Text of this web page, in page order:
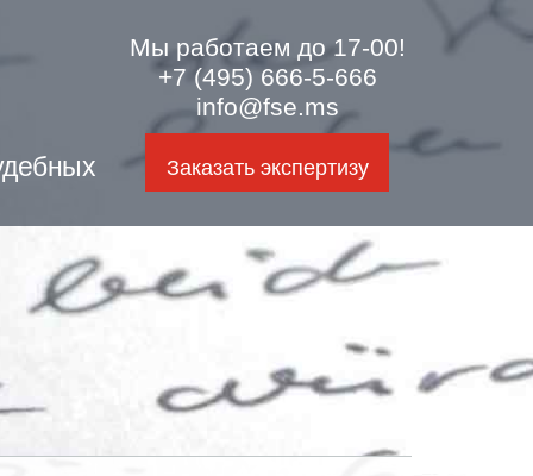
Мы работаем до 17-00!
+7 (495) 666-5-666
info@fse.ms
Заказать экспертизу